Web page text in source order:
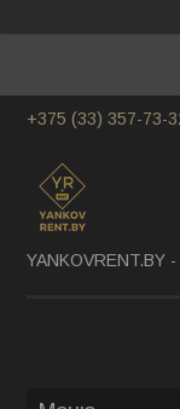
+375 (33) 357-73-